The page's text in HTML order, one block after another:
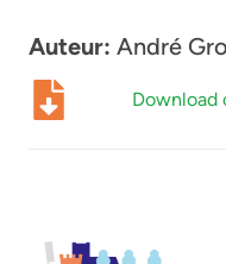
Auteur: André
Download